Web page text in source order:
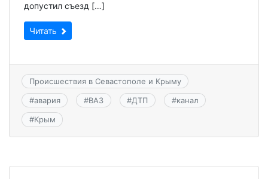
допустил съезд […]
Читать
Происшествия в Севастополе и Крыму
#авария #ВАЗ #ДТП #канал
#Крым